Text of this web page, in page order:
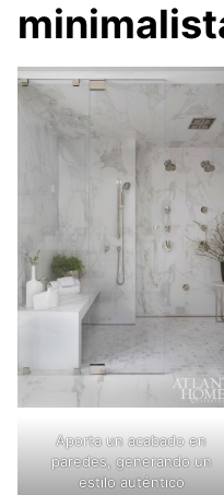
Aporta un acabado en
paredes, generando un
estilo auténtico